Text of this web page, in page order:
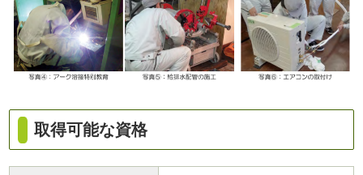
取得可能な資格